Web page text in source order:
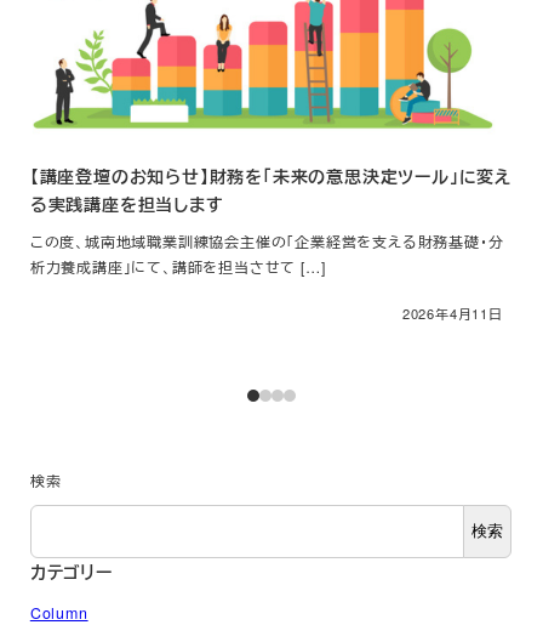
【講座登壇のお知らせ】財務を「未来の意思決定ツール」に変え
る実践講座を担当します
この度、城南地域職業訓練協会主催の「企業経営を支える財務基礎・分
析力養成講座」にて、講師を担当させて […]
投稿日
2026年4月11日
検索
検索
カテゴリー
Column